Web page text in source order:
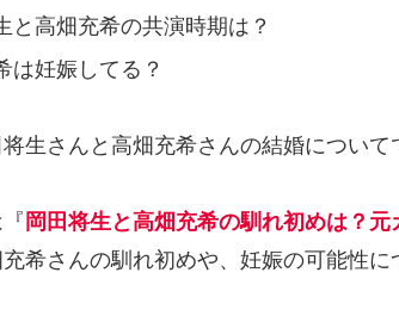
と高畑充希の共演時期は？
は妊娠してる？
生さんと高畑充希さんの結婚について
岡田将生と高畑充希の馴れ初めは？元
希さんの馴れ初めや、妊娠の可能性に